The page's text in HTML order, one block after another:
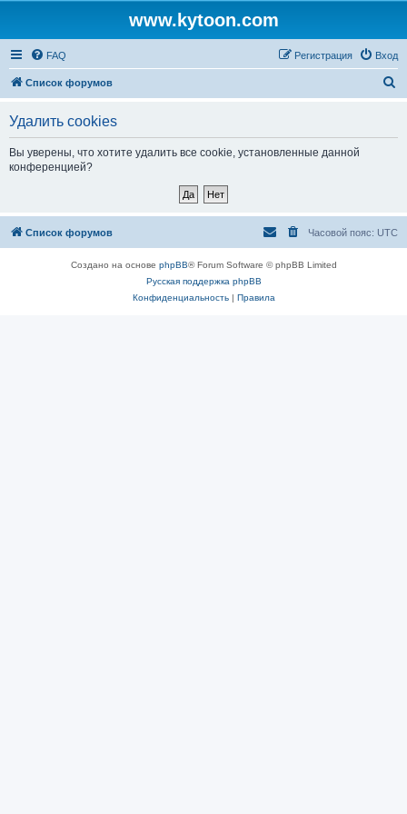
www.kytoon.com
FAQ Вход
Регистрация
Список форумов
Удалить cookies
Вы уверены, что хотите удалить все cookie, установленные данной
конференцией?
Список форумов Часовой пояс: UTC
Создано на основе phpBB® Forum Software © phpBB Limited
Русская поддержка phpBB
Конфиденциальность| Правила